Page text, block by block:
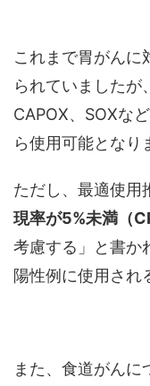
これまで胃がんに
られていましたが
CAPOX、SOXな
ら使用可能となり
ただし、最適使用
現率が5%未満（
考慮する」と書か
陽性例に使用され
また、食道がん